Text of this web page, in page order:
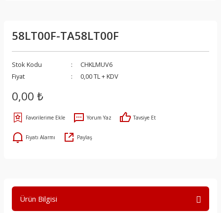
58LT00F-TA58LT00F
Stok Kodu
CHKLMUV6
Fiyat
0,00 TL + KDV
0,00 ₺
Yorum Yaz Tavsiye Et
Fiyatı Alarmı Paylaş
Ürün Bilgisi